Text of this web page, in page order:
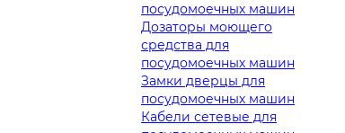
посудомоечных машин
Дозаторы моющего
средства для
посудомоечных машин
Замки дверцы для
посудомоечных машин
Кабели сетевые для